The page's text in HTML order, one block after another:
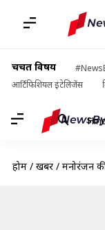
चर्चित विषय
आर्टिफिशियल इंटेलिजेंस
होम / खबरें / मनोरंजन